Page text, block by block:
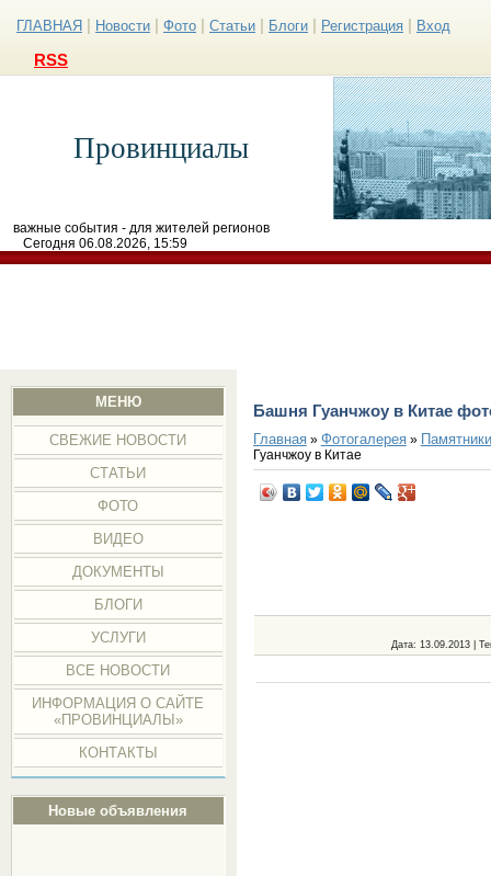
ГЛАВНАЯ Новости Фото Статьи Блоги Регистрация Вход
RSS
Провинциалы
важные события - для жителей регионов
Сегодня 06.08.2026, 15:59
МЕНЮ
СВЕЖИЕ НОВОСТИ
СТАТЬИ
ФОТО
ВИДЕО
ДОКУМЕНТЫ
БЛОГИ
УСЛУГИ
ВСЕ НОВОСТИ
ИНФОРМАЦИЯ О САЙТЕ
«ПРОВИНЦИАЛЫ»
КОНТАКТЫ
Новые объявления
Башня Гуанчжоу в Китае
Главная» Фотогалерея»
Гуанчжоу в Китае
Дата: 13.09.2013 |